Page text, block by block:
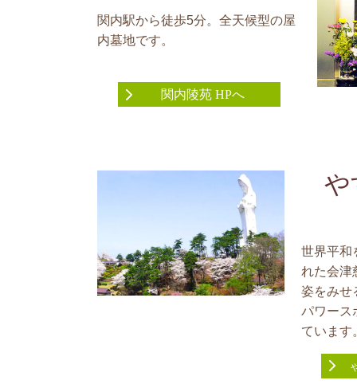
関内駅から徒歩5分。全天候型の屋
内墓地です。
関内陵苑 HPへ
や
世界平和
れた会津
姿をみせ
パワース
ています